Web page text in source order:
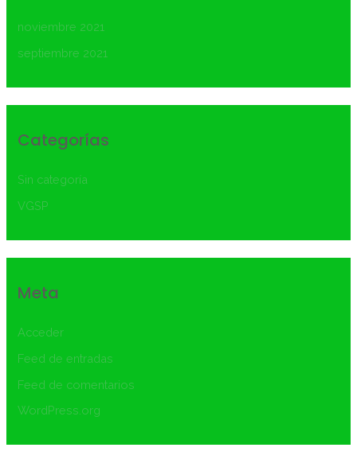
noviembre 2021
septiembre 2021
Categorías
Sin categoría
VGSP
Meta
Acceder
Feed de entradas
Feed de comentarios
WordPress.org